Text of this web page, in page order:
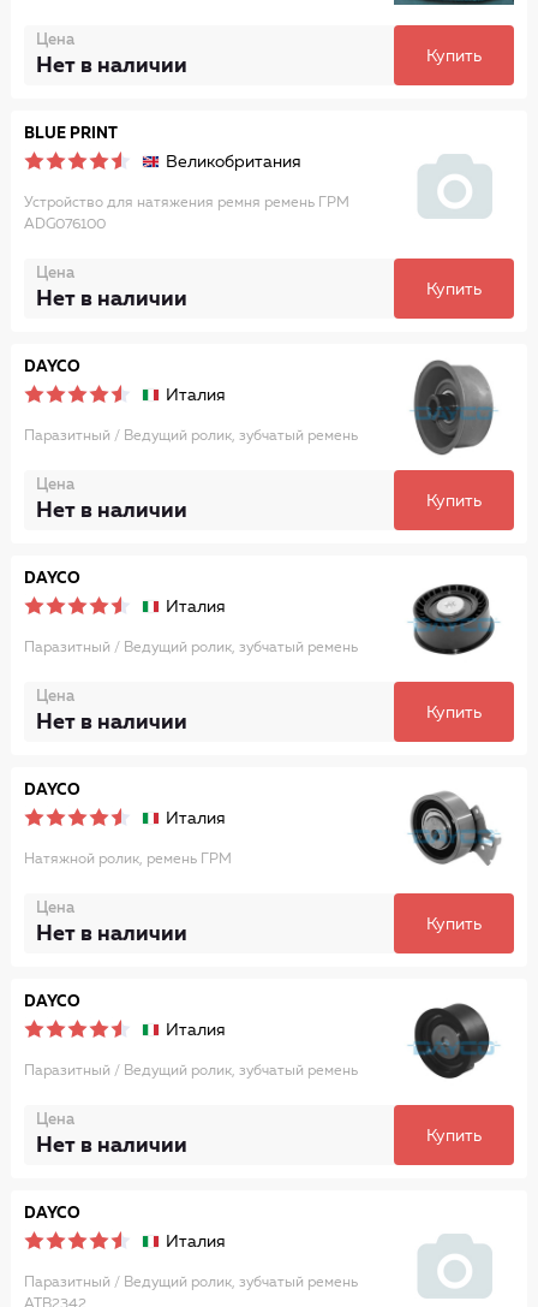
Цена
Нет в наличии Купить
BLUE PRINT
Великобритания
Устройство для натяжения ремня ремень ГРМ
ADG076100
Цена
Нет в наличии Купить
DAYCO
Италия
Паразитный / Ведущий ролик, зубчатый ремень
Цена
Нет в наличии Купить
DAYCO
Италия
Паразитный / Ведущий ролик, зубчатый ремень
Цена
Нет в наличии Купить
DAYCO
Италия
Натяжной ролик, ремень ГРМ
Цена
Нет в наличии Купить
DAYCO
Италия
Паразитный / Ведущий ролик, зубчатый ремень
Цена
Нет в наличии Купить
DAYCO
Италия
Паразитный / Ведущий ролик, зубчатый ремень